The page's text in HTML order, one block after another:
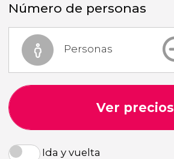
Número de personas
Personas
Ver precios
Ida y vuelta